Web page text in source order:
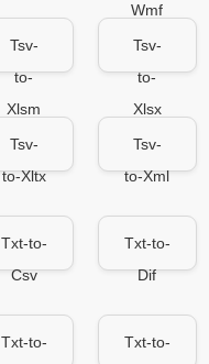
Wmf
Tsv-
to-
Xlsm
Tsv-
to-
Xlsx
Tsv-
to-Xltx
Tsv-
to-Xml
Txt-to-
Csv
Txt-to-
Dif
Txt-to-
Txt-to-